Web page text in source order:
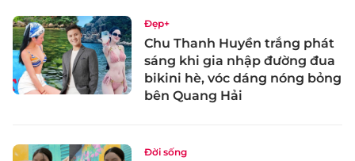
Đẹp+
Chu Thanh Huyền trắng phát
sáng khi gia nhập đường đua
bikini hè, vóc dáng nóng bỏng
bên Quang Hải
Đời sống